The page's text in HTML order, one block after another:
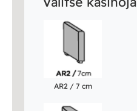
AR2 / 7 cm